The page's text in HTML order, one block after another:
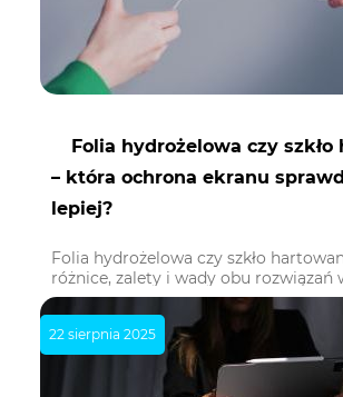
Folia hydrożelowa czy szkło
– która ochrona ekranu
lepiej?
Folia hydrożelowa czy szkło
różnice, zalety i wady obu rozwiązań
ekranu telefonu. Sprawdź, co wybrać
22 sierpnia 2025